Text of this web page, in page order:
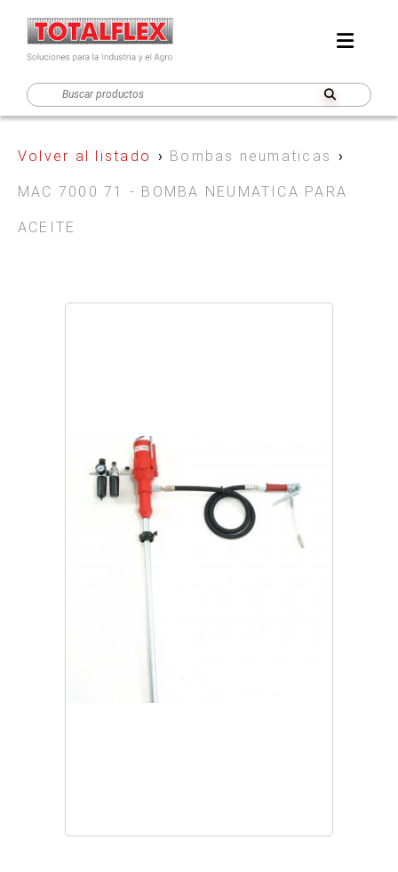
Volver al listado › Bombas neumaticas ›
MAC 7000 71 - BOMBA NEUMATICA PARA
ACEITE